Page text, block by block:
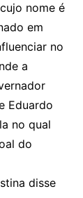
nome é
em
no
a
Eduardo
no qual
do
disse